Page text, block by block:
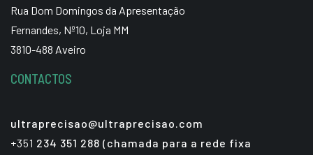
Rua Dom Domingos da Apresentação
Fernandes, Nº10, Loja MM
3810-488 Aveiro
CONTACTOS
ultraprecisao@ultraprecisao.com
+351 234 351 288 (chamada para a rede fixa